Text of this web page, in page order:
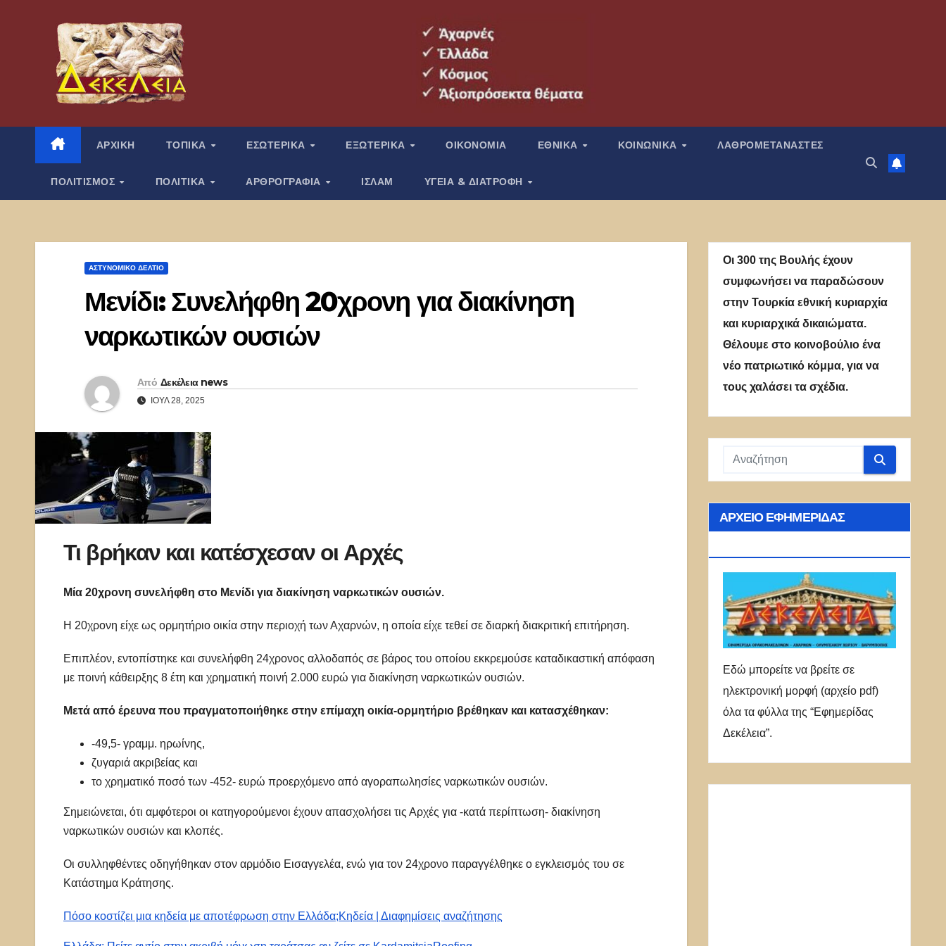
περιεχόμενο
ΑΡΧΙΚΗ ΤΟΠΙΚΑ ΕΣΩΤΕΡΙΚΑ ΕΞΩΤΕΡΙΚΑ ΟΙΚΟΝΟΜΙΑ ΕΘΝΙΚΑ ΚΟΙΝΩΝΙΚΑ ΛΑΘΡΟΜΕΤΑΝΑΣΤΕΣ
ΠΟΛΙΤΙΣΜΟΣ ΠΟΛΙΤΙΚΑ ΑΡΘΡΟΓΡΑΦΙΑ ΙΣΛΑΜ ΥΓΕΙΑ & ΔΙΑΤΡΟΦΗ
ΑΣΤΥΝΟΜΙΚΌ ΔΕΛΤΊΟ
Μενίδι: Συνελήφθη 20χρονη για διακίνηση
ναρκωτικών ουσιών
Από Δεκέλεια news
ΙΟΎΛ 28, 2025
Τι βρήκαν και κατέσχεσαν οι Αρχές
Μία 20χρονη συνελήφθη στο Μενίδι για διακίνηση ναρκωτικών ουσιών.
Η 20χρονη είχε ως ορμητήριο οικία στην περιοχή των Αχαρνών, η οποία είχε τεθεί σε διαρκή διακριτική επιτήρηση.
Επιπλέον, εντοπίστηκε και συνελήφθη 24χρονος αλλοδαπός σε βάρος του οποίου εκκρεμούσε καταδικαστική απόφαση
με ποινή κάθειρξης 8 έτη και χρηματική ποινή 2.000 ευρώ για διακίνηση ναρκωτικών ουσιών.
Μετά από έρευνα που πραγματοποιήθηκε στην επίμαχη οικία-ορμητήριο βρέθηκαν και κατασχέθηκαν:
-49,5- γραμμ. ηρωίνης,
ζυγαριά ακριβείας και
το χρηματικό ποσό των -452- ευρώ προερχόμενο από αγοραπωλησίες ναρκωτικών ουσιών.
Σημειώνεται, ότι αμφότεροι οι κατηγορούμενοι έχουν απασχολήσει τις Αρχές για -κατά περίπτωση- διακίνηση
ναρκωτικών ουσιών και κλοπές.
Οι συλληφθέντες οδηγήθηκαν στον αρμόδιο Εισαγγελέα, ενώ για τον 24χρονο παραγγέλθηκε ο εγκλεισμός του σε
Κατάστημα Κράτησης.
Πόσο κοστίζει μια κηδεία με αποτέφρωση στην Ελλάδα;Κηδεία | Διαφημίσεις αναζήτησης
Οι 300 της Βουλής έχουν
συμφωνήσει να παραδώσουν
στην Τουρκία εθνική κυριαρχία
και κυριαρχικά δικαιώματα.
Θέλουμε στο κοινοβούλιο ένα
νέο πατριωτικό κόμμα, για να
τους χαλάσει τα σχέδια.
ΑΡΧΕΊΟ ΕΦΗΜΕΡΊΔΑΣ
Εδώ μπορείτε να βρείτε σε
ηλεκτρονική μορφή (αρχείο pdf)
όλα τα φύλλα της “Εφημερίδας
Δεκέλεια”.